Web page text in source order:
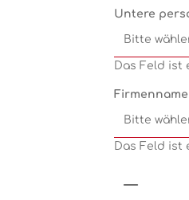
Untere
Das Feld ist
Firmenname
Das Feld ist